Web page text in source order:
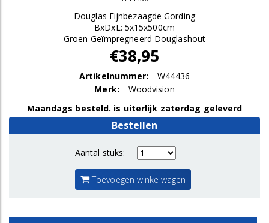
Douglas Fijnbezaagde Gording
BxDxL: 5x15x500cm
Groen Geïmpregneerd Douglashout
€38,95
Artikelnummer:
W44436
Merk:
Woodvision
Maandags besteld. is uiterlijk zaterdag geleverd
Bestellen
Aantal stuks:
Toevoegen winkelwagen